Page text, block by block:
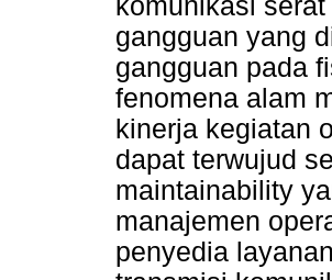
komunikasi
gangguan yang
gangguan pada
fenomena alam
kinerja kegiatan
dapat terwujud
maintainability
manajemen
penyedia